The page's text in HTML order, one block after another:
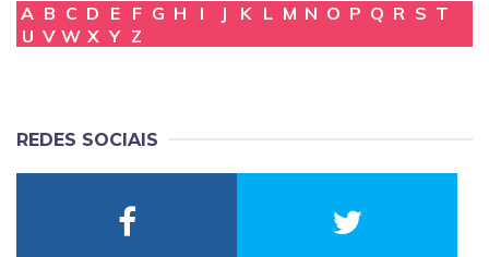
A B C D E F G H I J K L M N O P Q R S T
U V W X Y Z
REDES SOCIAIS